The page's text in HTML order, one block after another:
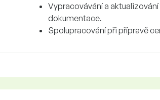
Vypracovávání a
dokumentace.
Spolupracování při přípravě